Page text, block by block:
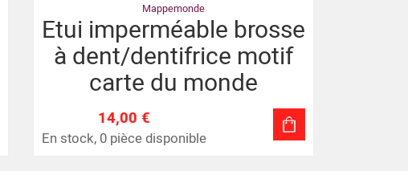
Mappemonde
Etui imperméable brosse
à dent/dentifrice motif
carte du monde
14,00 €
En stock, 0 pièce disponible